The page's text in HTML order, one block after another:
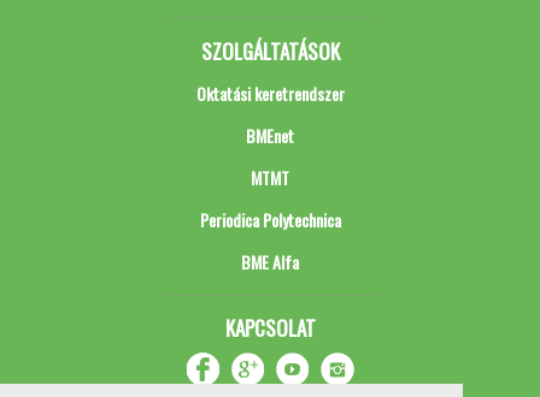
SZOLGÁLTATÁSOK
Oktatási keretrendszer
BMEnet
MTMT
Periodica Polytechnica
BME Alfa
KAPCSOLAT